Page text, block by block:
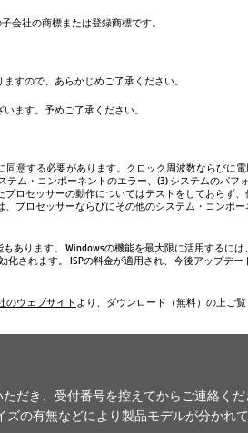
会社の商標または登録商標です。
すので、あらかじめご了承ください。
ます。予めご了承ください。
意する必要があります。クロック周波数ならび
ム・コンポーネントのエラー、(3) システムのパ
ロセッサーの動作についてはテストをしておら
プロセッサーならびにその他のシステム・コン
あります。 Windowsの機能を最大限に活用するに
されます。 ISPの料金が適用され、今後アップデ
のウェブサイト より、ダウンロード（無料）の上ご覧
だき、受付番号を控えてからご連絡くだ
の有無などにより製品モデルが分かれ